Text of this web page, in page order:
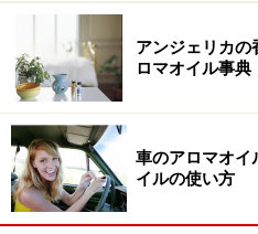
アンジェリカの
ロマオイル事典
車のアロマオイ
イルの使い方